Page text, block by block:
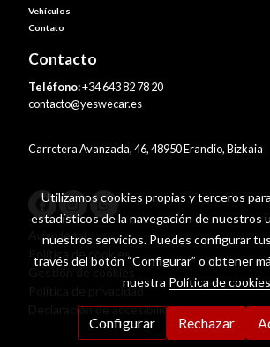
Vehículos
Contato
Contacto
Teléfono:+34 643 82 78 20
contacto@yeswecar.es
Carretera Avanzada, 46, 48950 Erandio, Bizkaia
Aviso legal
Política de cookies
Política de privacidad
Declaración de accesibilidad
Utilizamos cookies propias y terceros
estadísticos de la navegación de nuestros
nuestros servicios. Puedes configurar
través del botón “Configurar” o obtener
nuestra Política de cookies
Configurar Rechazar